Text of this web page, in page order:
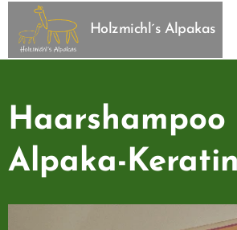
Holzmichl´s Alpakas
Haarshampoo
Alpaka-Keratin